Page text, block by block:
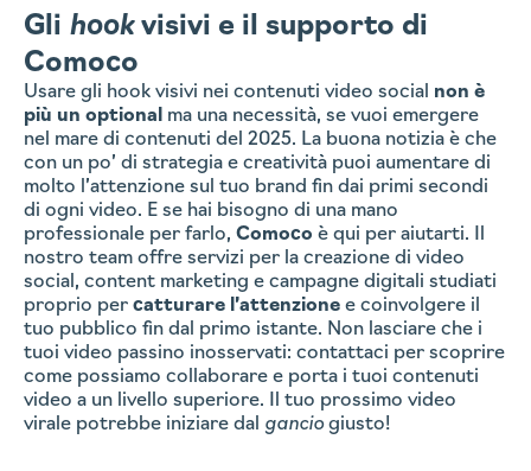
Gli hookvisivi e il supporto di
Comoco
Usare gli hook visivi nei contenuti video social non è
più un optional ma una necessità, se vuoi emergere
nel mare di contenuti del 2025. La buona notizia è che
con un po’ di strategia e creatività puoi aumentare di
molto l’attenzione sul tuo brand fin dai primi secondi
di ogni video. E se hai bisogno di una mano
professionale per farlo, Comoco è qui per aiutarti. Il
nostro team offre servizi per la creazione di video
social, content marketing e campagne digitali studiati
proprio percatturare l’attenzionee coinvolgere il
tuo pubblico fin dal primo istante. Non lasciare che i
tuoi video passino inosservati: contattaci per scoprire
come possiamo collaborare e porta i tuoi contenuti
video a un livello superiore. Il tuo prossimo video
virale potrebbe iniziare dal ganciogiusto!